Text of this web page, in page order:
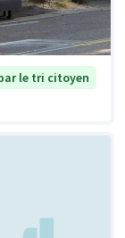
le tri citoyen